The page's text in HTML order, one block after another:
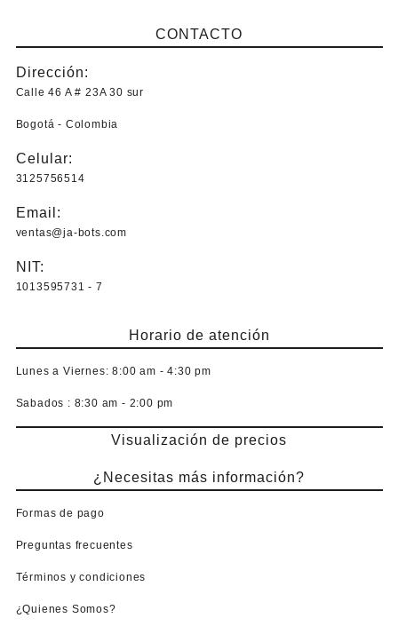
CONTACTO
Dirección:
Calle 46 A # 23A 30 sur
Bogotá - Colombia
Celular:
3125756514
Email:
ventas@ja-bots.com
NIT:
1013595731 - 7
Horario de atención
Lunes a Viernes: 8:00 am - 4:30 pm
Sabados : 8:30 am - 2:00 pm
Visualización de precios
¿Necesitas más información?
Formas de pago
Preguntas frecuentes
Términos y condiciones
¿Quienes Somos?